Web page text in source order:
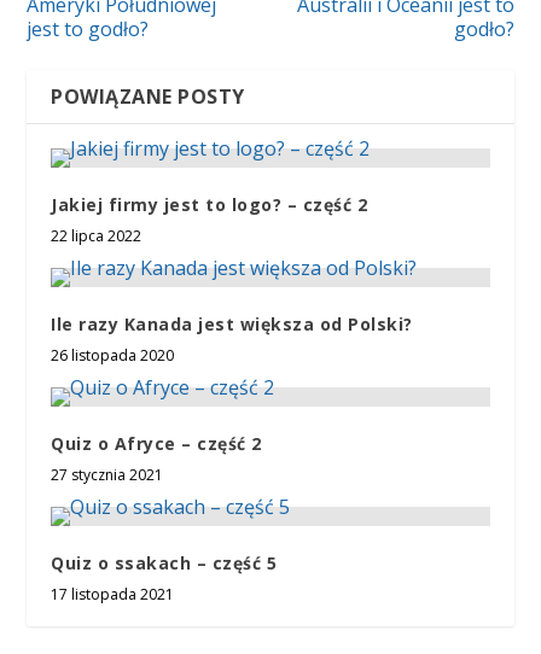
jest to godło?
godło?
POWIĄZANE POSTY
Jakiej firmy jest to logo? – część 2
22 lipca 2022
Ile razy Kanada jest większa od Polski?
26 listopada 2020
Quiz o Afryce – część 2
27 stycznia 2021
Quiz o ssakach – część 5
17 listopada 2021